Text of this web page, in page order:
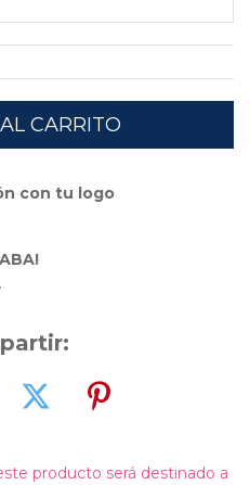
con tu logo
producto será destinado a